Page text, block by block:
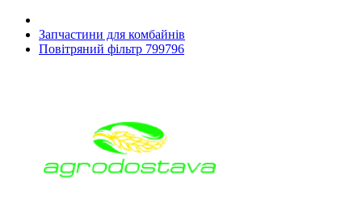
Запчастини для комбайнів
Повітряний фільтр 799796